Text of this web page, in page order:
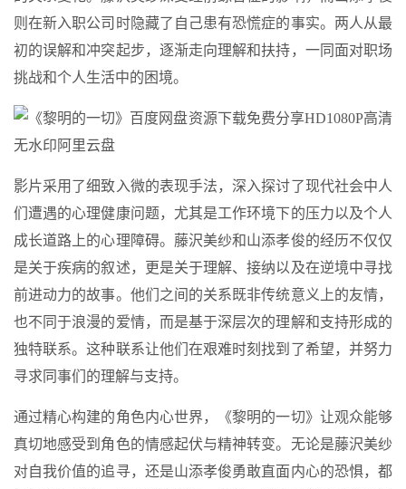
则在新入职公司时隐藏了自己患有恐慌症的事实。两人从最
初的误解和冲突起步，逐渐走向理解和扶持，一同面对职场
挑战和个人生活中的困境。
影片采用了细致入微的表现手法，深入探讨了现代社会中人
们遭遇的心理健康问题，尤其是工作环境下的压力以及个人
成长道路上的心理障碍。藤沢美纱和山添孝俊的经历不仅仅
是关于疾病的叙述，更是关于理解、接纳以及在逆境中寻找
前进动力的故事。他们之间的关系既非传统意义上的友情，
也不同于浪漫的爱情，而是基于深层次的理解和支持形成的
独特联系。这种联系让他们在艰难时刻找到了希望，并努力
寻求同事们的理解与支持。
通过精心构建的角色内心世界，《黎明的一切》让观众能够
真切地感受到角色的情感起伏与精神转变。无论是藤沢美纱
对自我价值的追寻，还是山添孝俊勇敢直面内心的恐惧，都